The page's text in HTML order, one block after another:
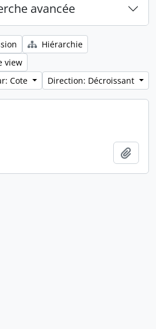
avancée
Hiérarchie
view
Cote
Direction: Décroissant